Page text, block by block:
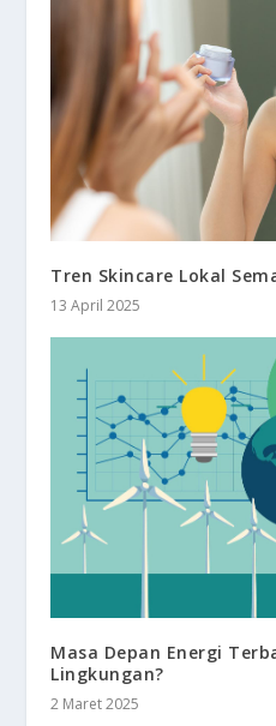
Tren Skincare Lokal
13 April 2025
Masa Depan Energi
Lingkungan?
2 Maret 2025